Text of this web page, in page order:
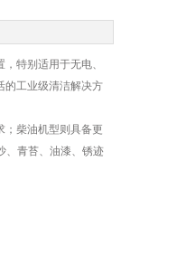
特别适用于无电、
的工业级清洁解决方
柴油机型则具备更
、青苔、油漆、锈迹